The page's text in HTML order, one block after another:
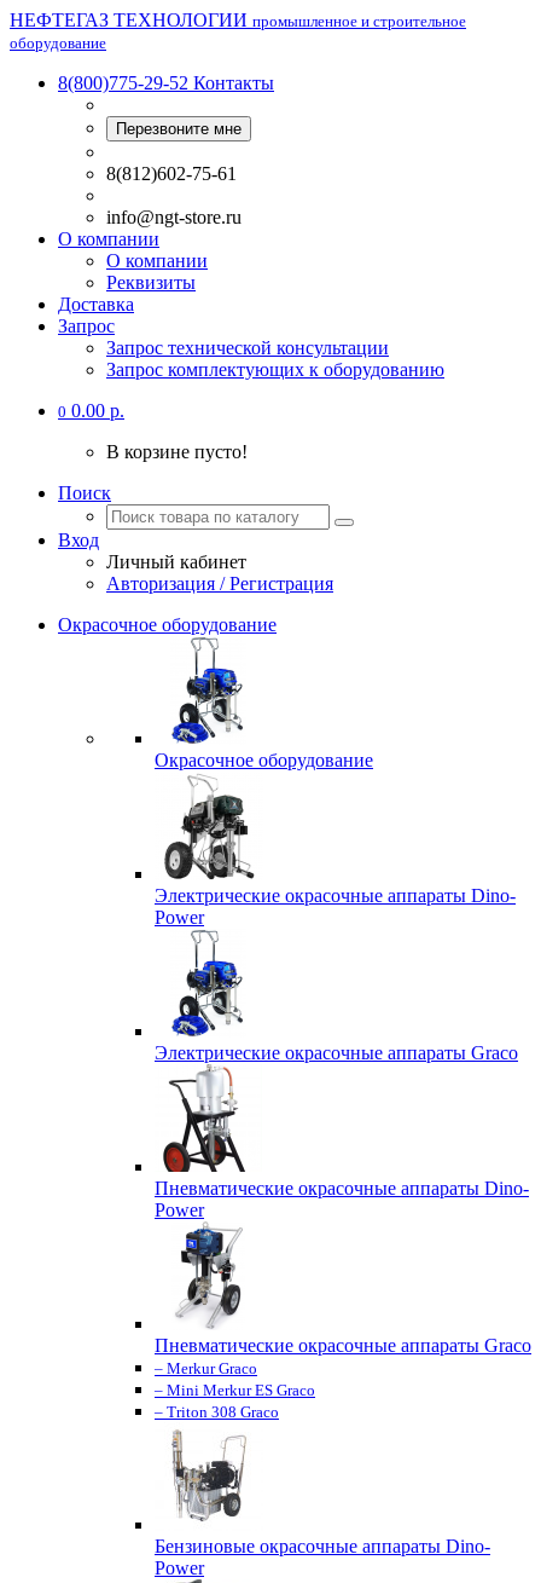
НЕФТЕГАЗ ТЕХНОЛОГИИ промышленное и строительное
оборудование
8(800)775-29-52 Контакты
Перезвоните мне
8(812)602-75-61
info@ngt-store.ru
О компании
О компании
Реквизиты
Доставка
Запрос
Запрос технической консультации
Запрос комплектующих к оборудованию
0 0.00 р.
В корзине пусто!
Поиск
Вход
Личный кабинет
Авторизация / Регистрация
Окрасочное оборудование
Окрасочное оборудование
Электрические окрасочные аппараты Dino-
Power
Электрические окрасочные аппараты Graco
Пневматические окрасочные аппараты Dino-
Power
Пневматические окрасочные аппараты Graco
– Merkur Graco
– Mini Merkur ES Graco
– Triton 308 Graco
Бензиновые окрасочные аппараты Dino-
Power